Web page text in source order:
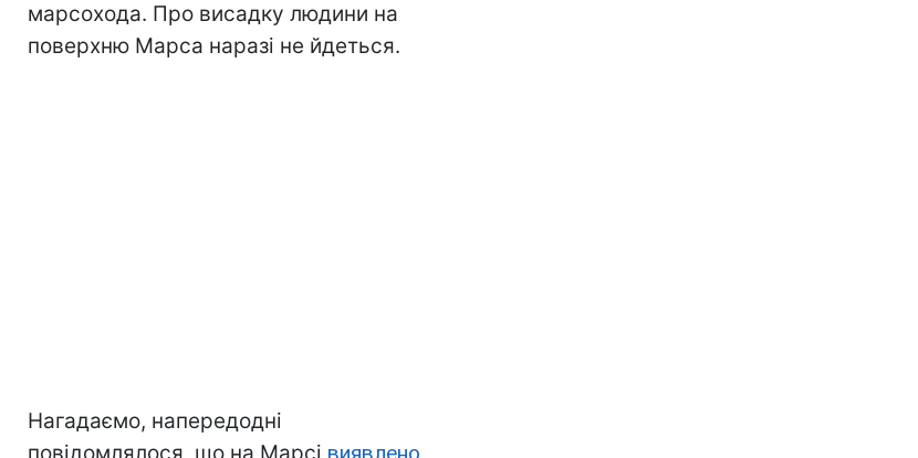
марсохода. Про висадку людини на
поверхню Марса наразі не йдеться.
Нагадаємо, напередодні